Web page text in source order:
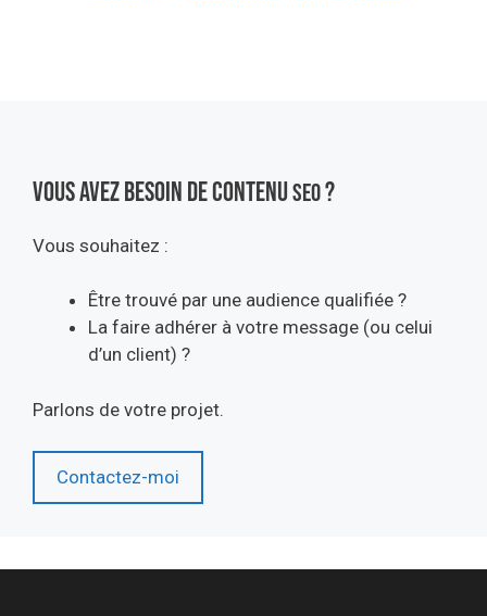
Vous avez besoin de contenuSEO?
Vous souhaitez :
Être trouvé par une audience qualifiée ?
La faire adhérer à votre message (ou celui
d’un client) ?
Parlons de votre projet.
Contactez-moi